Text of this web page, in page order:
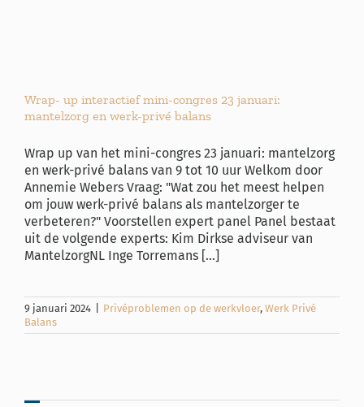
Wrap- up interactief mini-congres 23 januari:
mantelzorg en werk-privé balans
Wrap up van het mini-congres 23 januari: mantelzorg
en werk-privé balans van 9 tot 10 uur Welkom door
Annemie Webers Vraag: "Wat zou het meest helpen
om jouw werk-privé balans als mantelzorger te
verbeteren?" Voorstellen expert panel Panel bestaat
uit de volgende experts: Kim Dirkse adviseur van
MantelzorgNL Inge Torremans [...]
9 januari 2024 Privéproblemen op de werkvloer, Werk Privé
Balans